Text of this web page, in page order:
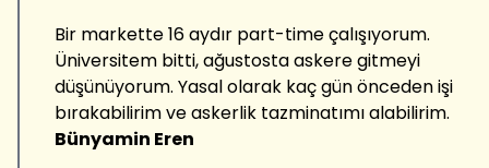
Bir markette 16 aydır part-time çalışıyorum.
Üniversitem bitti, ağustosta askere gitmeyi
düşünüyorum. Yasal olarak kaç gün önceden işi
bırakabilirim ve askerlik tazminatımı alabilirim.
Bünyamin Eren